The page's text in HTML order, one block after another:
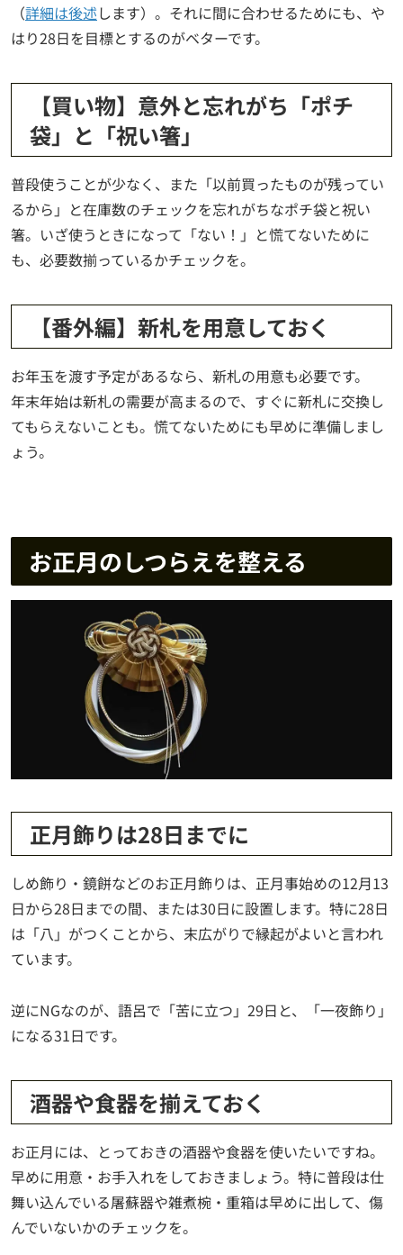
（詳細は後述します）。それに間に合わせるためにも、や
はり28日を目標とするのがベターです。
【買い物】意外と忘れがち「ポチ
袋」と「祝い箸」
普段使うことが少なく、また「以前買ったものが残ってい
るから」と在庫数のチェックを忘れがちなポチ袋と祝い
箸。いざ使うときになって「ない！」と慌てないために
も、必要数揃っているかチェックを。
【番外編】新札を用意しておく
お年玉を渡す予定があるなら、新札の用意も必要です。
年末年始は新札の需要が高まるので、すぐに新札に交換し
てもらえないことも。慌てないためにも早めに準備しまし
ょう。
お正月のしつらえを整える
正月飾りは28日までに
しめ飾り・鏡餅などのお正月飾りは、正月事始めの12月13
日から28日までの間、または30日に設置します。特に28日
は「八」がつくことから、末広がりで縁起がよいと言われ
ています。
逆にNGなのが、語呂で「苦に立つ」29日と、「一夜飾り」
になる31日です。
酒器や食器を揃えておく
お正月には、とっておきの酒器や食器を使いたいですね。
早めに用意・お手入れをしておきましょう。特に普段は仕
舞い込んでいる屠蘇器や雑煮椀・重箱は早めに出して、傷
んでいないかのチェックを。